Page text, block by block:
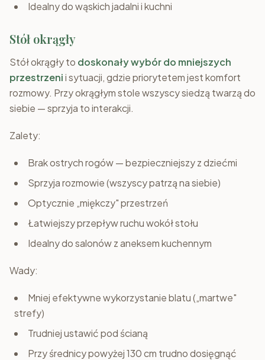
Idealny do wąskich jadalni i kuchni
Stół okrągły
Stół okrągły to doskonały wybór do mniejszych
przestrzenii sytuacji, gdzie priorytetem jest komfort
rozmowy. Przy okrągłym stole wszyscy siedzą twarzą do
siebie — sprzyja to interakcji.
Zalety:
Brak ostrych rogów — bezpieczniejszy z dziećmi
Sprzyja rozmowie (wszyscy patrzą na siebie)
Optycznie „miękczy" przestrzeń
Łatwiejszy przepływ ruchu wokół stołu
Idealny do salonów z aneksem kuchennym
Wady:
Mniej efektywne wykorzystanie blatu („martwe"
strefy)
Trudniej ustawić pod ścianą
Przy średnicy powyżej 130 cm trudno dosięgnąć